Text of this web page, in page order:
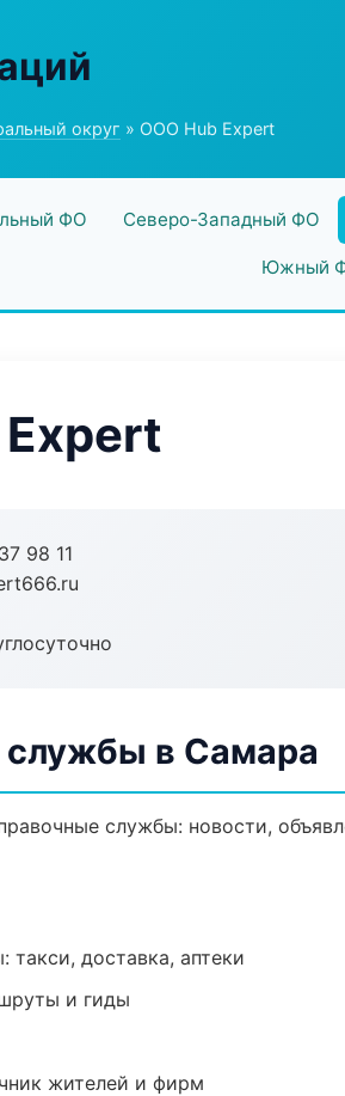
округ » ООО Hub Expert
ФО Северо-Западный ФО
Южный
98 11
в Самара
службы: новости,
доставка, аптеки
и гиды
жителей и фирм